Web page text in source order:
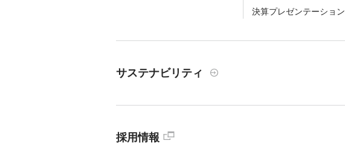
決算プレゼンテーション
サステナビリティ
採用情報